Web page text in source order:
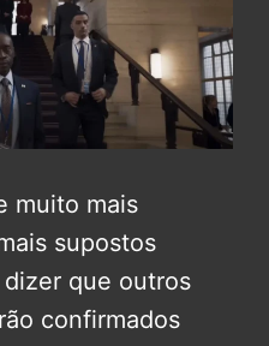
muito mais
supostos
que outros
confirmados